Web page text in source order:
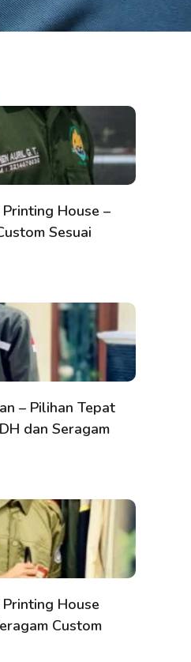
House –
Sesuai
– Pilihan Tepat
dan Seragam
House
Custom